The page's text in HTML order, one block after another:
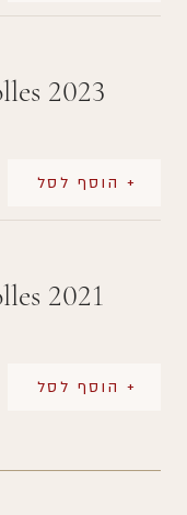
2023
+ הוסף לסל
2021
+ הוסף לסל